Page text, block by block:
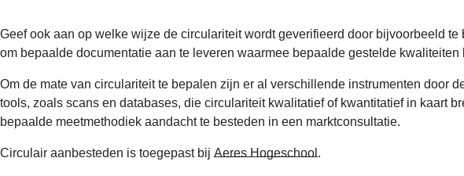
Geef ook aan op welke wijze de circulariteit wordt geverifieerd door bijvoorbeeld
om bepaalde documentatie aan te leveren waarmee bepaalde gestelde
Om de mate van circulariteit te bepalen zijn er al verschillende instrumenten door
tools, zoals scans en databases, die circulariteit kwalitatief of kwantitatief in kaart
bepaalde meetmethodiek aandacht te besteden in een marktconsultatie.
Circulair aanbesteden is toegepast bij Aeres Hogeschool .